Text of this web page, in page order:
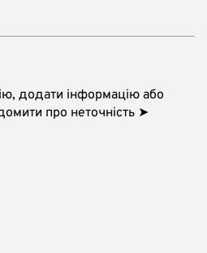
додати інформацію або
про неточність ➤